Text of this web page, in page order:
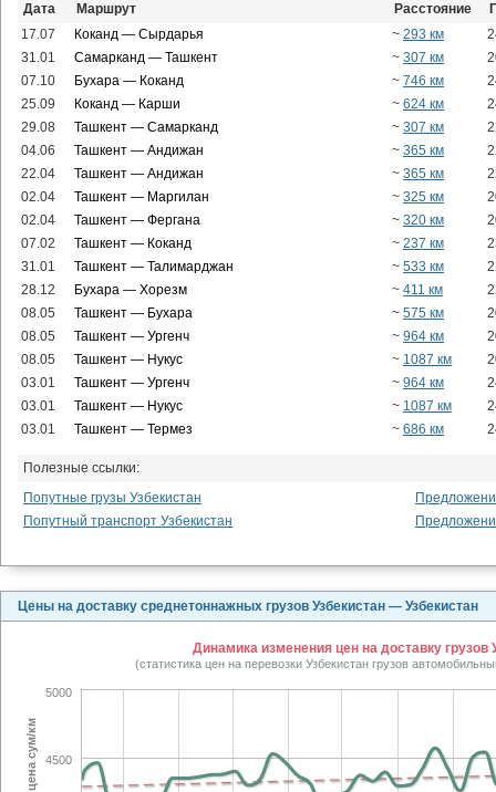
Дата Маршрут Расстояние
17.07
Коканд — Сырдарья ~ 293 км
31.01
Самарканд — Ташкент ~ 307 км
07.10
Бухара — Коканд ~ 746 км
25.09
Коканд — Карши ~ 624 км
29.08
Ташкент — Самарканд ~ 307 км
04.06
Ташкент — Андижан ~ 365 км
22.04
Ташкент — Андижан ~ 365 км
02.04
Ташкент — Маргилан ~ 325 км
02.04
Ташкент — Фергана ~ 320 км
07.02
Ташкент — Коканд ~ 237 км
31.01
Ташкент — Талимарджан ~ 533 км
28.12
Бухара — Хорезм ~ 411 км
08.05
Ташкент — Бухара ~ 575 км
08.05
Ташкент — Ургенч ~ 964 км
08.05
Ташкент — Нукус ~ 1087 км
03.01
Ташкент — Ургенч ~ 964 км
03.01
Ташкент — Нукус ~ 1087 км
03.01
Ташкент — Термез ~ 686 км
Полезные ссылки:
Попутные грузы Узбекистан
Попутный транспорт Узбекистан
Цены на доставку среднетоннажных грузов Узбекистан — Узбекистан
Динамика изменения цен на доставку грузов
(статистика цен на перевозки Узбекистан грузов
4500
5000